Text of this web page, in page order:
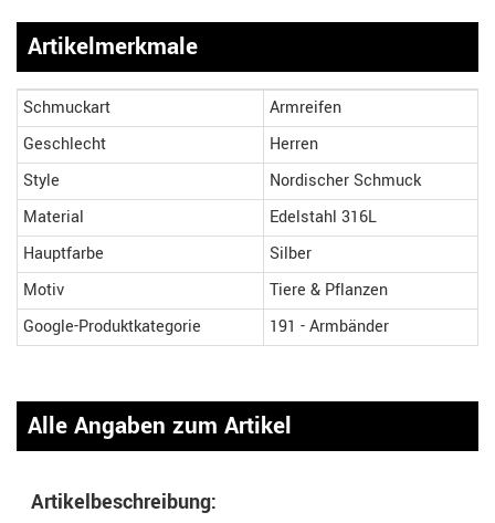
Artikelmerkmale
Schmuckart
Armreifen
Geschlecht
Herren
Style
Nordischer Schmuck
Material
Edelstahl 316L
Hauptfarbe
Silber
Motiv
Tiere & Pflanzen
Google-Produktkategorie
191 - Armbänder
Alle Angaben zum Artikel
Artikelbeschreibung: